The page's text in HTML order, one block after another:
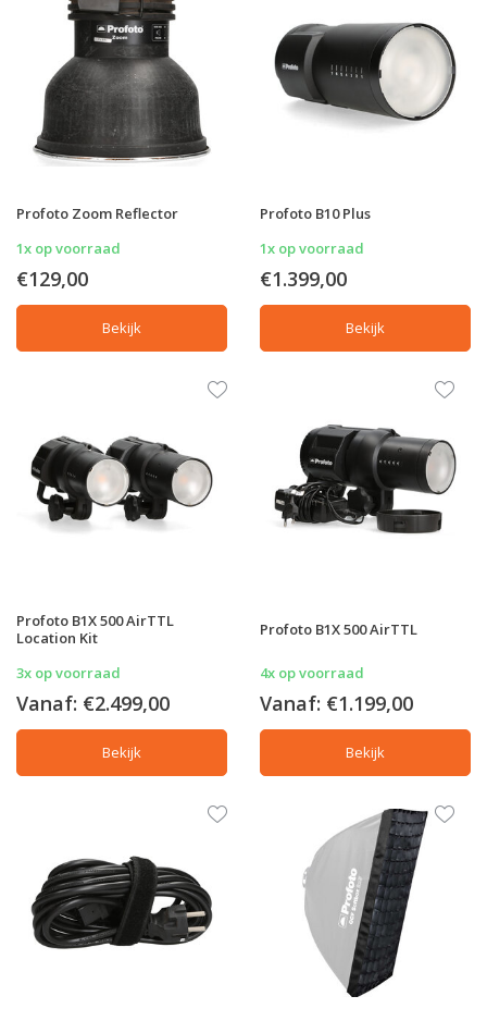
Profoto Zoom Reflector
1x op voorraad
€129,00
Bekijk
Profoto B10 Plus
1x op voorraad
€1.399,00
Bekijk
Profoto B1X 500 AirTTL
Location Kit
3x op voorraad
Vanaf: €2.499,00
Bekijk
Profoto B1X 500 AirTTL
4x op voorraad
Vanaf: €1.199,00
Bekijk